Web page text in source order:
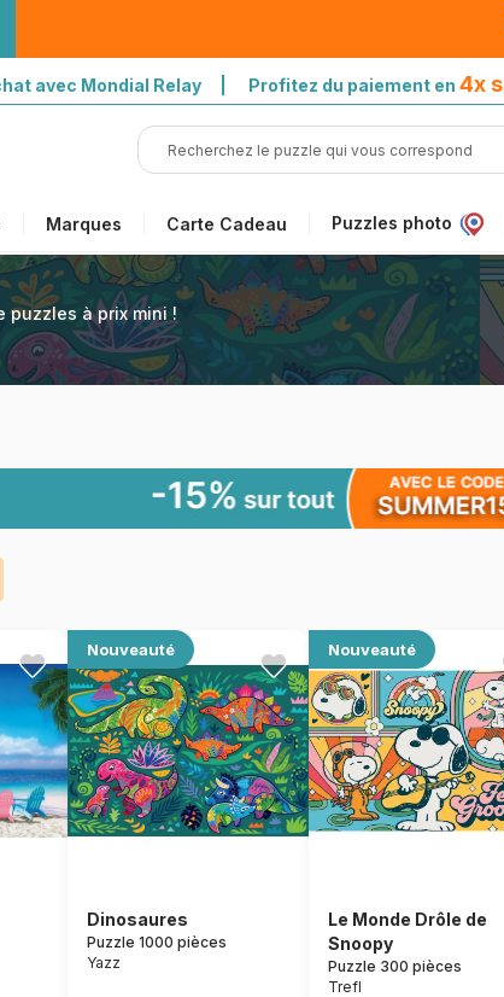
avec Mondial Relay | Profitez du paiement en 4x
Marques Carte Cadeau Puzzles photo
puzzles à prix mini !
Nouveauté
Dinosaures
Puzzle 1000 pièces
Yazz
Nouveauté
Le Monde Drôle de
Snoopy
Puzzle 300 pièces
Trefl